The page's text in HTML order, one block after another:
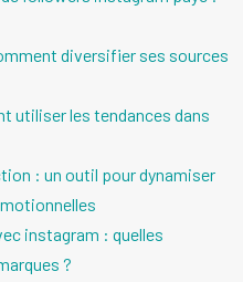
diversifier ses sources
utiliser les tendances dans
: un outil pour dynamiser
instagram : quelles
?